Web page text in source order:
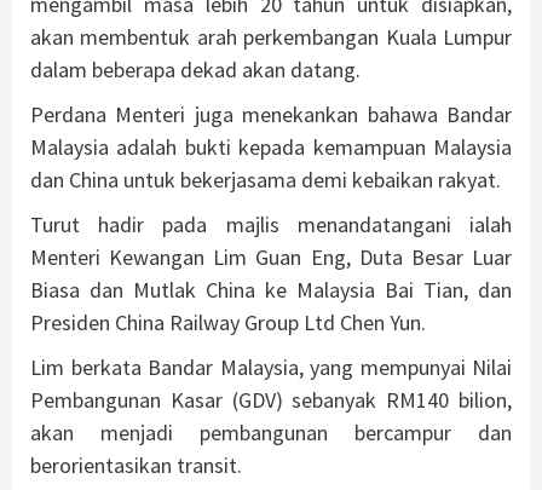
akan membentuk arah perkembangan Kuala Lumpur
dalam beberapa dekad akan datang.
Perdana Menteri juga menekankan bahawa Bandar
Malaysia adalah bukti kepada kemampuan Malaysia
dan China untuk bekerjasama demi kebaikan rakyat.
Turut hadir pada majlis menandatangani ialah
Menteri Kewangan Lim Guan Eng, Duta Besar Luar
Biasa dan Mutlak China ke Malaysia Bai Tian, ​​dan
Presiden China Railway Group Ltd Chen Yun.
Lim berkata Bandar Malaysia, yang mempunyai Nilai
Pembangunan Kasar (GDV) sebanyak RM140 bilion,
akan menjadi pembangunan bercampur dan
berorientasikan transit.